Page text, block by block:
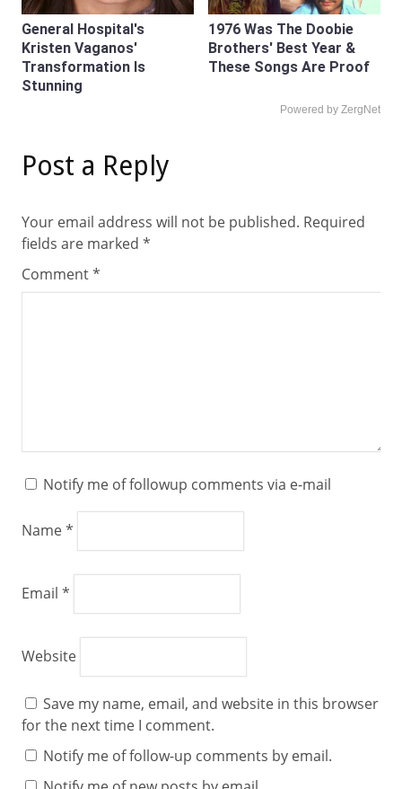
General Hospital's
Kristen Vaganos'
Transformation Is
Stunning
1976 Was The Doobie
Brothers' Best Year &
These Songs Are Proof
Powered by ZergNet
Post a Reply
Your email address will not be published. Required
fields are marked *
Comment*
Notify me of followup comments via e-mail
Name*
Email *
Website
Save my name, email, and website in this browser
for the next time I comment.
Notify me of follow-up comments by email.